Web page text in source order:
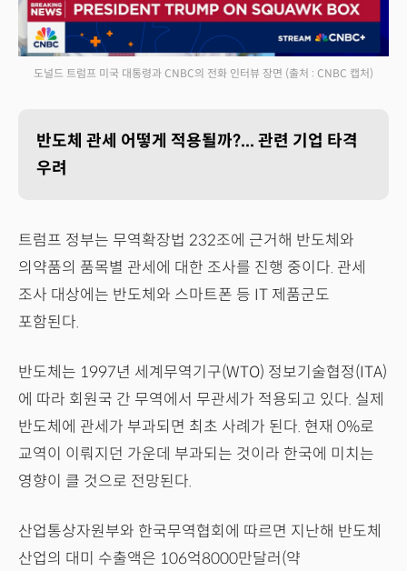
도널드 트럼프 미국 대통령과 CNBC의 전화 인터뷰 장면 (출처 : CNBC 캡처)
반도체 관세 어떻게 적용될까?... 관련 기업 타격
우려
트럼프 정부는 무역확장법 232조에 근거해 반도체와
의약품의 품목별 관세에 대한 조사를 진행 중이다. 관세
조사 대상에는 반도체와 스마트폰 등 IT 제품군도
포함된다.
반도체는 1997년 세계무역기구(WTO) 정보기술협정(ITA)
에 따라 회원국 간 무역에서 무관세가 적용되고 있다. 실제
반도체에 관세가 부과되면 최초 사례가 된다. 현재 0%로
교역이 이뤄지던 가운데 부과되는 것이라 한국에 미치는
영향이 클 것으로 전망된다.
산업통상자원부와 한국무역협회에 따르면 지난해 반도체
산업의 대미 수출액은 106억8000만달러(약